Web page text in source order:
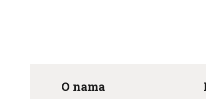
O nama